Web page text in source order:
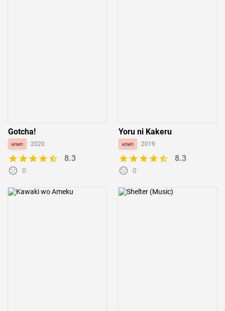
Gotcha!
клип 2020
8.3
0
Yoru ni Kakeru
клип 2019
8.3
0